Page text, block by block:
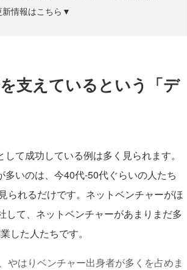
情報はこちら▼
支えているという「デ
て成功している例は多く見られます。
いのは、今40代-50代ぐらいの人たち
られるだけです。ネットベンチャーがほ
て、ネットベンチャーがあまりまだ多
した人たちです。
はりベンチャー出身者が多くを占めま